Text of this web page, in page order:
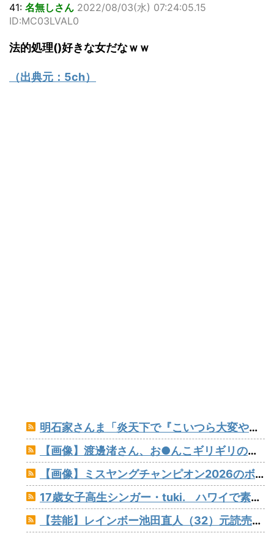
41: 名無しさん 2022/08/03(水) 07:24:05.15
ID:MC03LVAL0
法的処理()好きな女だなｗｗ
（出典元： 5ch）
明石家さんま「炎天下で『こいつら大変やなぁ』というのが高校野球の良さ。暑さ対策はいらない」
【画像】渡邊渚さん、お●んこギリギリの水着着ててワロタ
【画像】ミスヤングチャンピオン2026のボーイッシュお胸www
17歳女子高生シンガー・tuki. ハワイで素顔以外ほぼ全部出し 「隠しきれない美貌」とSNSざわつく
【芸能】レインボー池田直人（32）元読売テレビ・佐藤佳奈アナが結婚